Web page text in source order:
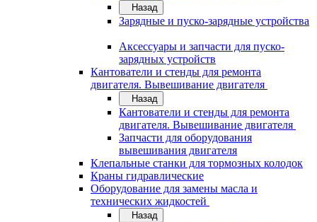
Назад
Зарядные и пуско-зарядные устройства
Аксессуары и запчасти для пуско-
зарядных устройств
Кантователи и стенды для ремонта
двигателя. Вывешивание двигателя
Назад
Кантователи и стенды для ремонта
двигателя. Вывешивание двигателя
Запчасти для оборудования
вывешивания двигателя
Клепальные станки для тормозных колодок
Краны гидравлические
Оборудование для замены масла и
технических жидкостей
Назад